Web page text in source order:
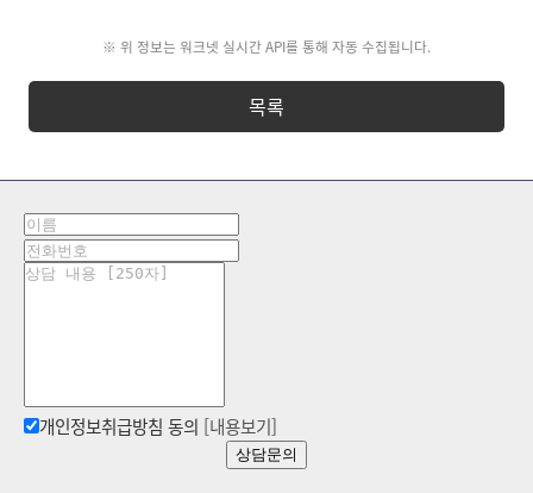
※ 위 정보는 워크넷 실시간 API를 통해 자동 수집됩니다.
목록
개인정보취급방침 동의 [내용보기]
상담문의